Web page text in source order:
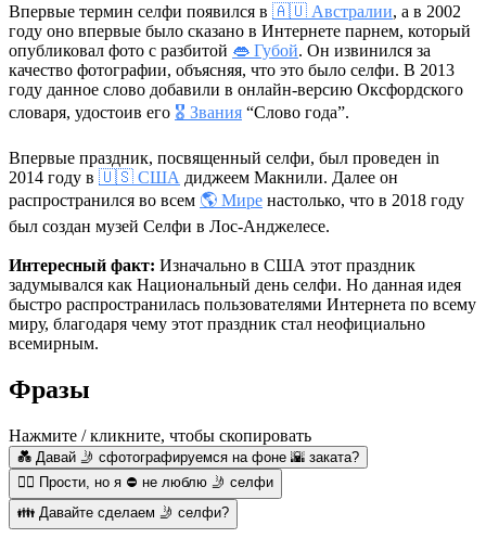
Впервые термин селфи появился в 🇦🇺 Австралии, а в 2002
году оно впервые было сказано в Интернете парнем, который
опубликовал фото с разбитой 👄 Губой. Он извинился за
качество фотографии, объясняя, что это было селфи. В 2013
году данное слово добавили в онлайн-версию Оксфордского
словаря, удостоив его 🎖 Звания “Слово года”.
Впервые праздник, посвященный селфи, был проведен in
2014 году в 🇺🇸 США диджеем Макнили. Далее он
распространился во всем 🌎 Мире настолько, что в 2018 году
был создан музей Селфи в Лос-Анджелесе.
Интересный факт: Изначально в США этот праздник
задумывался как Национальный день селфи. Но данная идея
быстро распространилась пользователями Интернета по всему
миру, благодаря чему этот праздник стал неофициально
всемирным.
Фразы
Нажмите / кликните, чтобы скопировать
💑 Давай 🤳 сфотографируемся на фоне 🌇 заката?
🙅‍♂️ Прости, но я ⛔ не люблю 🤳 селфи
👪 Давайте сделаем 🤳 селфи?